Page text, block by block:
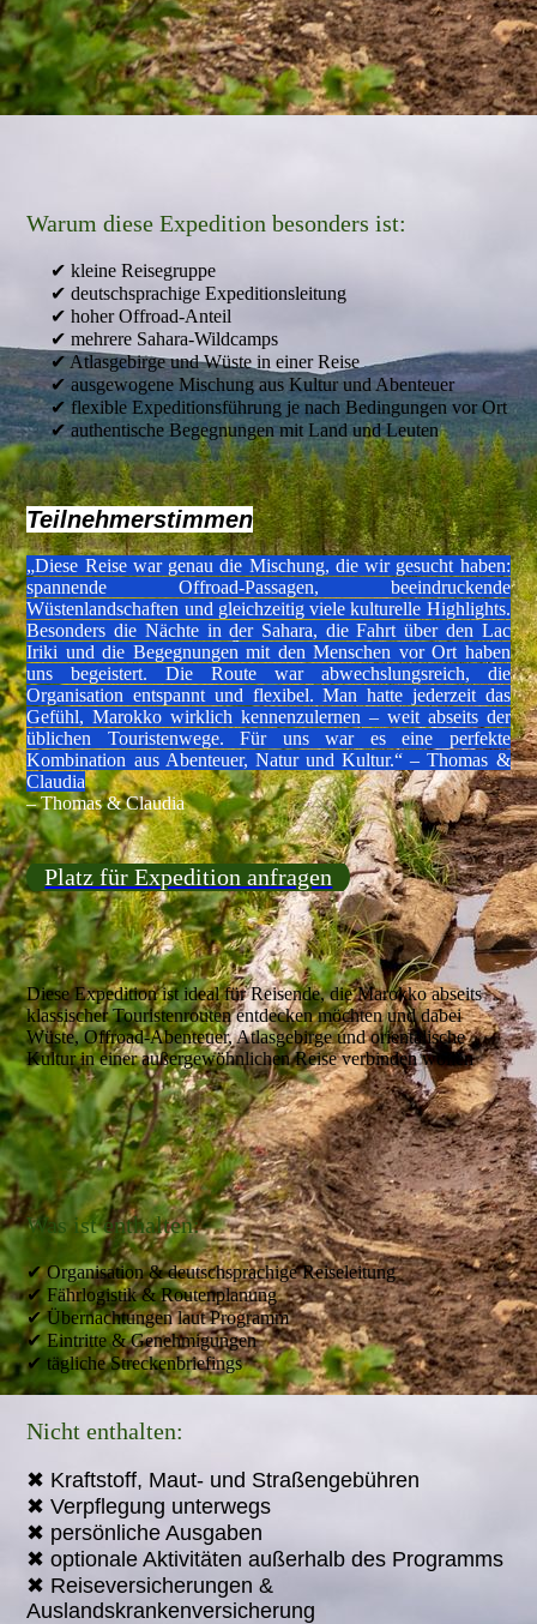
Warum diese Expedition besonders ist:
✔ kleine Reisegruppe
✔ deutschsprachige Expeditionsleitung
✔ hoher Offroad-Anteil
✔ mehrere Sahara-Wildcamps
✔ Atlasgebirge und Wüste in einer Reise
✔ ausgewogene Mischung aus Kultur und Abenteuer
✔ flexible Expeditionsführung je nach Bedingungen vor Ort
✔ authentische Begegnungen mit Land und Leuten
Teilnehmerstimmen
„Diese Reise war genau die Mischung, die wir gesucht haben:
spannende Offroad-Passagen, beeindruckende
Wüstenlandschaften und gleichzeitig viele kulturelle Highlights.
Besonders die Nächte in der Sahara, die Fahrt über den Lac
Iriki und die Begegnungen mit den Menschen vor Ort haben
uns begeistert. Die Route war abwechslungsreich, die
Organisation entspannt und flexibel. Man hatte jederzeit das
Gefühl, Marokko wirklich kennenzulernen – weit abseits der
üblichen Touristenwege. Für uns war es eine perfekte
Kombination aus Abenteuer, Natur und Kultur.“ – Thomas &
Claudia
– Thomas & Claudia
Platz für Expedition anfragen
Diese Expedition ist ideal für Reisende, die Marokko abseits
klassischer Touristenrouten entdecken möchten und dabei
Wüste, Offroad-Abenteuer, Atlasgebirge und orientalische
Kultur in einer außergewöhnlichen Reise verbinden wollen
Was ist enthalten:
✔ Organisation & deutschsprachige Reiseleitung
✔ Fährlogistik & Routenplanung
✔ Übernachtungen laut Programm
✔ Eintritte & Genehmigungen
✔ tägliche Streckenbriefings
Nicht enthalten:
✖ Kraftstoff, Maut- und Straßengebühren
✖ Verpflegung unterwegs
✖ persönliche Ausgaben
✖ optionale Aktivitäten außerhalb des Programms
✖ Reiseversicherungen &
Auslandskrankenversicherung